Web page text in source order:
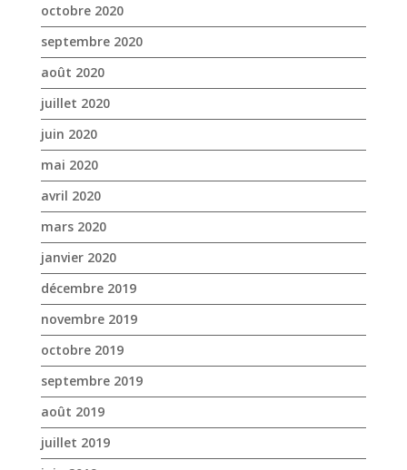
mai 2020
avril 2020
mars 2020
janvier 2020
décembre 2019
novembre 2019
octobre 2019
septembre 2019
août 2019
juillet 2019
juin 2019
mai 2019
avril 2019
mars 2019
février 2019